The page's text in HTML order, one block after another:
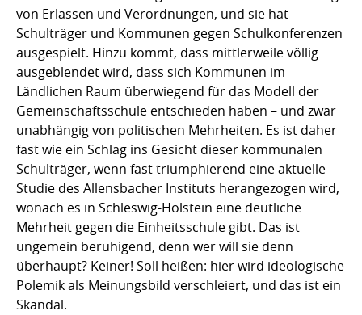
von Erlassen und Verordnungen, und sie hat
Schulträger und Kommunen gegen Schulkonferenzen
ausgespielt. Hinzu kommt, dass mittlerweile völlig
ausgeblendet wird, dass sich Kommunen im
Ländlichen Raum überwiegend für das Modell der
Gemeinschaftsschule entschieden haben – und zwar
unabhängig von politischen Mehrheiten. Es ist daher
fast wie ein Schlag ins Gesicht dieser kommunalen
Schulträger, wenn fast triumphierend eine aktuelle
Studie des Allensbacher Instituts herangezogen wird,
wonach es in Schleswig-Holstein eine deutliche
Mehrheit gegen die Einheitsschule gibt. Das ist
ungemein beruhigend, denn wer will sie denn
überhaupt? Keiner! Soll heißen: hier wird ideologische
Polemik als Meinungsbild verschleiert, und das ist ein
Skandal.